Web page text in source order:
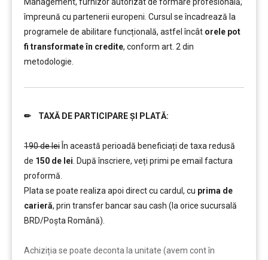
împreună cu partenerii europeni. Cursul se încadrează la
programele de abilitare funcțională, astfel încât orele pot
fi transformate în credite, conform art. 2 din
metodologie.
✏ TAXĂ DE PARTICIPARE ȘI PLATĂ:
190 de lei În această perioadă beneficiați de taxa redusă
de 150 de lei . După înscriere, veți primi pe email factura
proformă.
Plata se poate realiza apoi direct cu cardul, cu prima de
carieră, prin transfer bancar sau cash (la orice sucursală
BRD/Poșta Română).
Achiziția se poate deconta la unitate (avem cont în